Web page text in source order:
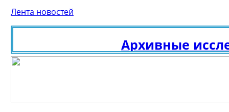
Лента новостей
Архивные